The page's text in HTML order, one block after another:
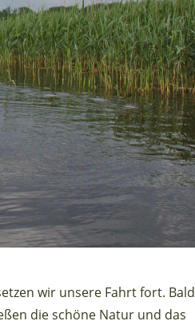
wir unsere Fahrt fort. Bald
die schöne Natur und das